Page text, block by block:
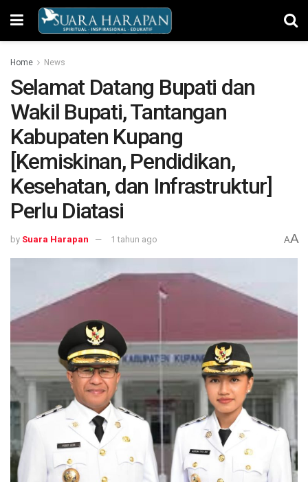
Home News
Selamat Datang Bupati dan
Wakil Bupati, Tantangan
Kabupaten Kupang
[Kemiskinan, Pendidikan,
Kesehatan, dan Infrastruktur]
Perlu Diatasi
by Suara Harapan 1 tahun ago AA